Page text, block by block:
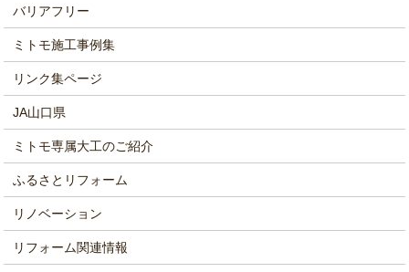
バリアフリー
ミトモ施工事例集
リンク集ページ
JA山口県
ミトモ専属大工のご紹介
ふるさとリフォーム
リノベーション
リフォーム関連情報